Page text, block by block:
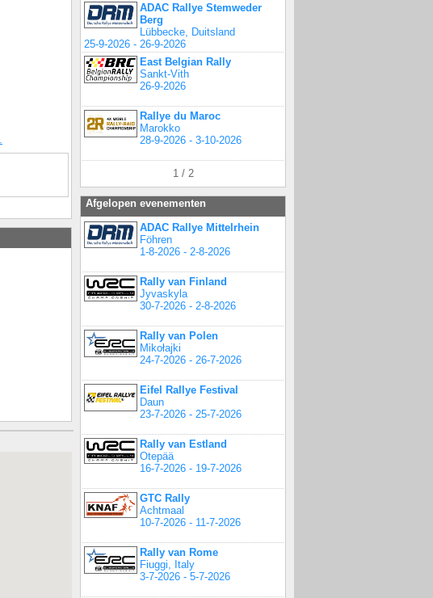
ADAC Rallye Stemweder
Berg
Lübbecke, Duitsland
25-9-2026 - 26-9-2026
East Belgian Rally
Sankt-Vith
26-9-2026
Rallye du Maroc
Marokko
28-9-2026 - 3-10-2026
1 / 2
Afgelopen evenementen
ADAC Rallye Mittelrhein
Föhren
1-8-2026 - 2-8-2026
Rally van Finland
Jyvaskyla
30-7-2026 - 2-8-2026
Rally van Polen
Mikołajki
24-7-2026 - 26-7-2026
Eifel Rallye Festival
Daun
23-7-2026 - 25-7-2026
Rally van Estland
Otepää
16-7-2026 - 19-7-2026
GTC Rally
Achtmaal
10-7-2026 - 11-7-2026
Rally van Rome
Fiuggi, Italy
3-7-2026 - 5-7-2026